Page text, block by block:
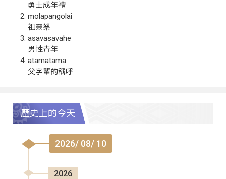
勇士成年禮
molapangolai
祖靈祭
asavasavahe
男性青年
atamatama
父字輩的稱呼
歷史上的今天
2026/ 08/ 10
2026